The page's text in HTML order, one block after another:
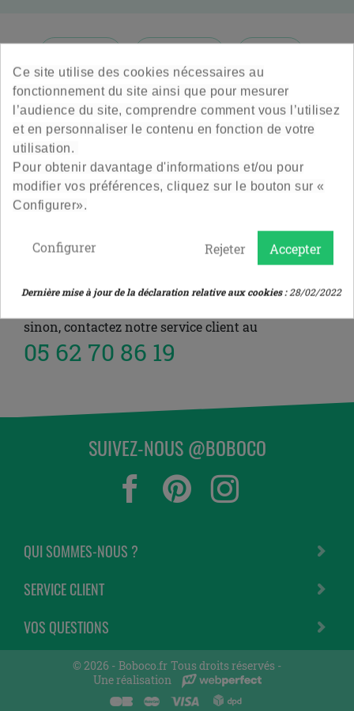
La taille Magnum est disponible en deux teintes de
format idéal pour les grandes tablées !
Avant votre achat de bouteilles vides pour votre vin,
n’oubliez pas d’ajouter les bouchons en liège adaptés à la
taille Magnum.
Besoin d'inspiration ? Retrouvez toutes nos idées et
inspirations sur lebloget sur notrecompte Instagram
Attention : Les bouteilles et les bouchages sont vendus
 
Veuillez nous excuser pour le désagrément.
Effectuez une nouvelle recherche
ou aller directement sur l'une de ces pages :
sinon, contactez notre service client au
05 62 70 86 19
QUI SOMMES-NOUS ?
SERVICE CLIENT
VOS QUESTIONS
SUIVEZ-NOUS @BOBOCO
© 2026 - Boboco.fr Tous droits réservés -
Une réalisation
Ce site utilise des cookies nécessaires au
fonctionnement du site ainsi que pour mesurer
l’audience du site, comprendre comment vous l’utilisez
et en personnaliser le contenu en fonction de votre
utilisation.
Pour obtenir davantage d'informations et/ou pour
modifier vos préférences, cliquez sur le bouton sur «
Configurer».
Accepter
Rejeter
Configurer
Dernière mise à jour de la déclaration relative aux cookies :28/02/2022